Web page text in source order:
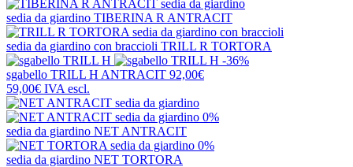
sedia da giardino TIBERINA R ANTRACIT
sedia da giardino con braccioli TRILL R TORTORA
-36%
sgabello TRILL H ANTRACIT 92,00€
59,00€ IVA escl.
0%
sedia da giardino NET ANTRACIT
0%
sedia da giardino NET TORTORA